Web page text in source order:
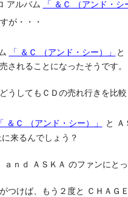
アルバム 「 ＆Ｃ （アンド・シ
が・・・
「 ＆Ｃ （アンド・シー）」 と
されることになったそうです。
うしてもＣＤの売れ行きを比
＆Ｃ （アンド・シー）」 と Ａ
来るんでしょう？
ｎｄ ＡＳＫＡ のファンにと
つけば、もう２度と ＣＨＡＧ